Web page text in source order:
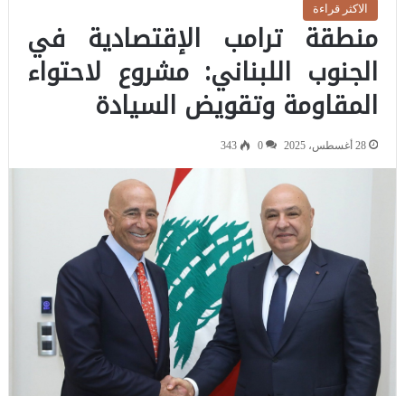
الاكثر قراءة
منطقة ترامب الإقتصادية في
الجنوب اللبناني: مشروع لاحتواء
المقاومة وتقويض السيادة
28 أغسطس، 2025 0
343